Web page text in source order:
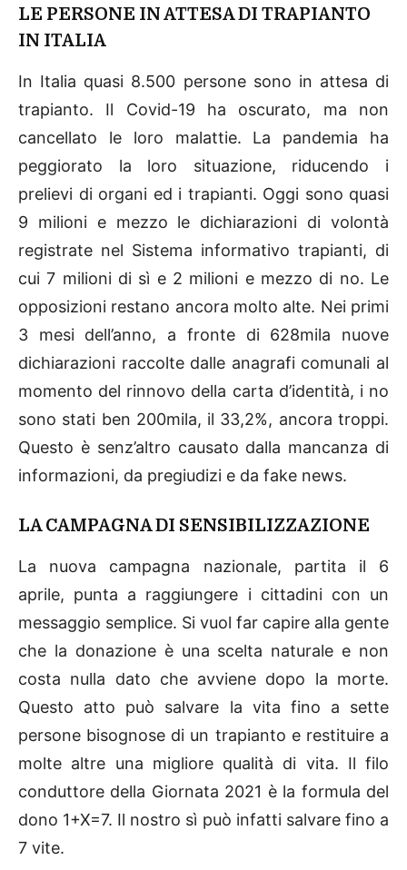
LE PERSONE IN ATTESA DI TRAPIANTO
IN ITALIA
In Italia quasi 8.500 persone sono in attesa di
trapianto. Il Covid-19 ha oscurato, ma non
cancellato le loro malattie. La pandemia ha
peggiorato la loro situazione, riducendo i
prelievi di organi ed i trapianti. Oggi sono quasi
9 milioni e mezzo le dichiarazioni di volontà
registrate nel Sistema informativo trapianti, di
cui 7 milioni di sì e 2 milioni e mezzo di no. Le
opposizioni restano ancora molto alte. Nei primi
3 mesi dell’anno, a fronte di 628mila nuove
dichiarazioni raccolte dalle anagrafi comunali al
momento del rinnovo della carta d’identità, i no
sono stati ben 200mila, il 33,2%, ancora troppi.
Questo è senz’altro causato dalla mancanza di
informazioni, da pregiudizi e da fake news.
LA CAMPAGNA DI SENSIBILIZZAZIONE
La nuova campagna nazionale, partita il 6
aprile, punta a raggiungere i cittadini con un
messaggio semplice. Si vuol far capire alla gente
che la donazione è una scelta naturale e non
costa nulla dato che avviene dopo la morte.
Questo atto può salvare la vita fino a sette
persone bisognose di un trapianto e restituire a
molte altre una migliore qualità di vita. Il filo
conduttore della Giornata 2021 è la formula del
dono 1+X=7. Il nostro sì può infatti salvare fino a
7 vite.